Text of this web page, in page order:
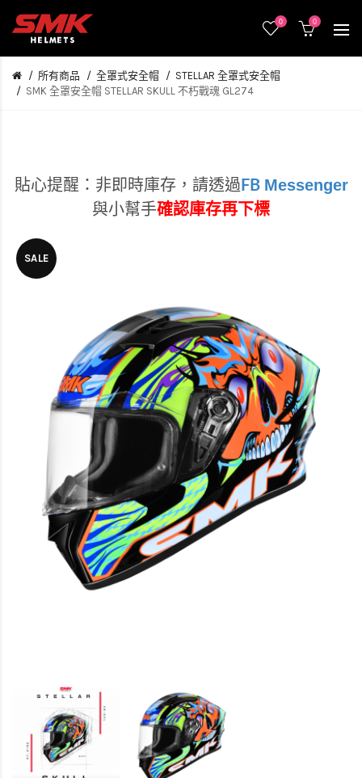
0 0
所有商品 全罩式安全帽
STELLAR 全罩式安全帽
SMK 全罩安全帽 STELLAR SKULL 不朽戰魂 GL274
貼心提醒：非即時庫存， 請透過 FB Messenger
與小幫手確認庫存再下標
SALE